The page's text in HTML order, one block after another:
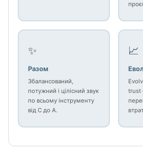
✨
Разом
Збалансований,
потужний і цілісний звук
по всьому інструменту
від C до A.
📈
trust